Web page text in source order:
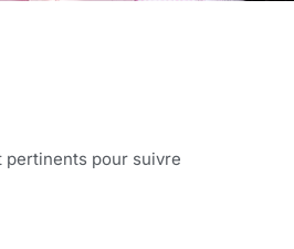
pour suivre